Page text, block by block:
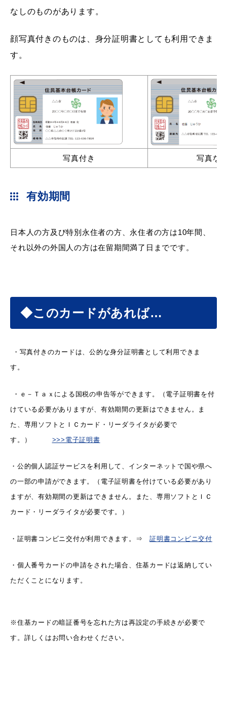
教育 出会い・結婚
引っ越し・住まい 就職・退職
高齢者・介護
目的から探す
届出・証明
各種相談窓口 入札
防災・消防
敬老福祉乗車券
公共施設 イベント情報
なしのものがあります。
顔写真付きのものは、身分証明書としても利用できま
す。
写真付き 写真な
有効期間
日本人の方及び特別永住者の方、永住者の方は10年間、
それ以外の外国人の方は在留期間満了日までです。
◆このカードがあれば…
・写真付きのカードは、公的な身分証明書として利用できま
す。
・ｅ－Ｔａｘによる国税の申告等ができます。（電子証明書を付
けている必要がありますが、有効期間の更新はできません 。ま
た、専用ソフトとＩＣカード・リーダライタが必要で
す。） >>>電子証明書
・公的個人認証サービスを利用して、インターネットで国や県へ
の一部の申請ができます。（電子証明書を付けている必要があり
ますが、有効期間の更新はできません。また、専用ソフトとＩＣ
カード・リーダライタが必要です。）
・証明書コンビニ交付が利用できます。⇒ 証明書コンビニ交付
・個人番号カードの申請をされた場合、住基カードは返納してい
ただくことになります。
※住基カードの暗証番号を忘れた方は再設定の手続きが必要で
す。詳しくはお問い合わせください。